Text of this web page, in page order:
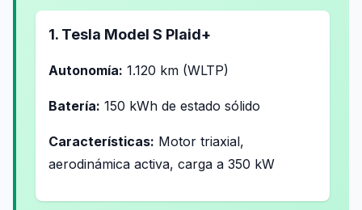
1. Tesla Model S Plaid+
Autonomía: 1.120 km (WLTP)
Batería: 150 kWh de estado sólido
Características: Motor triaxial,
aerodinámica activa, carga a 350 kW